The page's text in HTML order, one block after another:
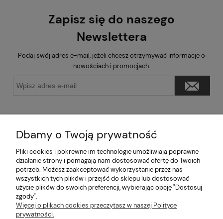
Zapisz się do naszego
Newslettera
Podaj swój adres e-mail, jeżeli chcesz otrzymywać informacje o
nowościach i promocjach.
Pomoc
Moje konto
Informacje
Dbamy o Twoją prywatność
Pliki cookies i pokrewne im technologie umożliwiają poprawne
działanie strony i pomagają nam dostosować ofertę do Twoich
potrzeb. Możesz zaakceptować wykorzystanie przez nas
wszystkich tych plików i przejść do sklepu lub dostosować
użycie plików do swoich preferencji, wybierając opcję "Dostosuj
zgody".
Więcej o plikach cookies przeczytasz w naszej Polityce
prywatności.